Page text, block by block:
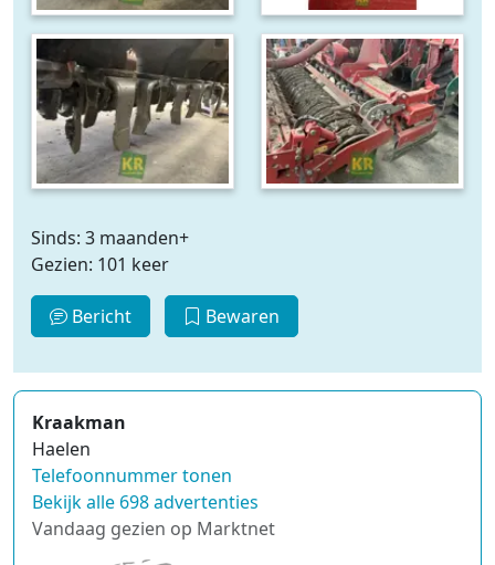
Sinds: 3 maanden+
Gezien: 101 keer
Bericht Bewaren
Kraakman
Haelen
Telefoonnummer tonen
Bekijk alle 698 advertenties
Vandaag gezien op Marktnet